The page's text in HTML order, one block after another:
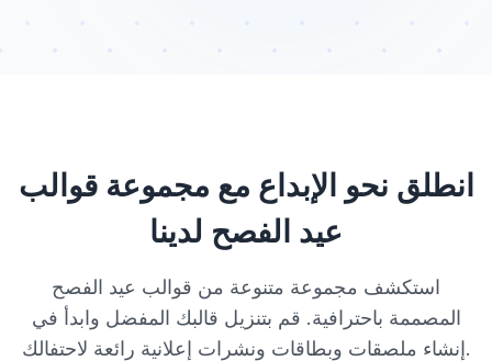
انطلق نحو الإبداع مع مجموعة قوالب
عيد الفصح لدينا
استكشف مجموعة متنوعة من قوالب عيد الفصح
المصممة باحترافية. قم بتنزيل قالبك المفضل وابدأ في
إنشاء ملصقات وبطاقات ونشرات إعلانية رائعة لاحتفالك.